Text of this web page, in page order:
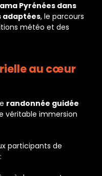
Pyrénées dans
adaptées, le parcours
météo et des
au cœur
randonnée guidée
véritable immersion
participants de